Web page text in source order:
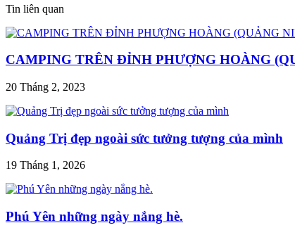
Tin liên quan
CAMPING TRÊN ĐỈNH PHƯỢNG HOÀNG
20 Tháng 2, 2023
Quảng Trị đẹp ngoài sức tưởng tượng của mình
19 Tháng 1, 2026
Phú Yên những ngày nắng hè.